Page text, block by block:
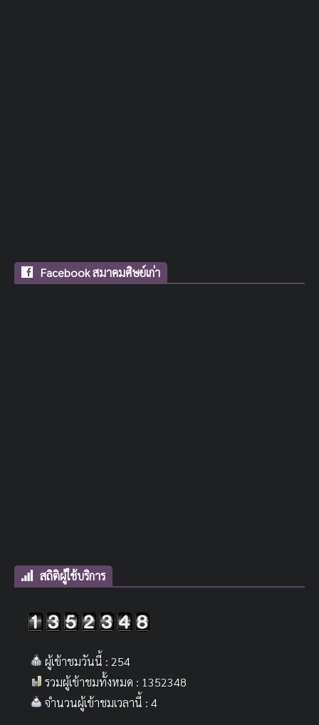
Facebook สมาคมศิษย์เก่า
สถิติผู้ใช้บริการ
ผู้เข้าชมวันนี้ : 254
รวมผู้เข้าชมทั้งหมด : 1352348
จำนวนผู้เข้าชมเวลานี้ : 4